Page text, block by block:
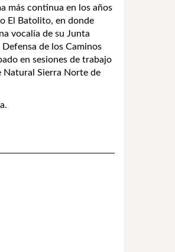
más continua en los años
El Batolito, en donde
vocalía de su Junta
de los Caminos
en sesiones de trabajo
Natural Sierra Norte de